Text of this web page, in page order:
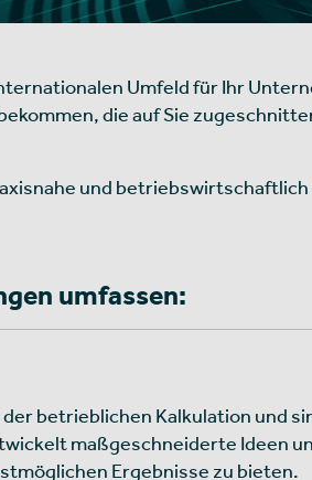
Umfeld für Ihr
die auf Sie
und
umfassen:
betrieblichen Kalkulation und
maßgeschneiderte Ideen
Ergebnisse zu bieten.